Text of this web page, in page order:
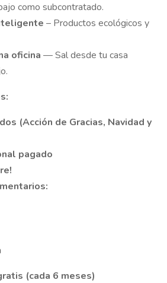
como subcontratado.
– Productos ecológicos y
oficina — Sal desde tu casa
(Acción de Gracias, Navidad y
pagado
(cada 6 meses)